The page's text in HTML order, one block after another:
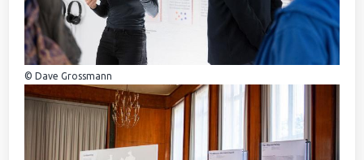
© Dave Grossmann